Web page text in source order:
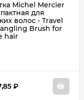
Michel Mercier
для
волос - Travel
Brush for
hair
₽